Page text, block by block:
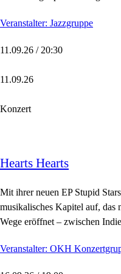
Veranstalter: Jazzgruppe
11.09.26 / 20:30
11.09.26
Konzert
Hearts Hearts
Mit ihrer neuen EP Stupid
musikalisches Kapitel auf, das
Wege eröffnet – zwischen
Veranstalter: OKH